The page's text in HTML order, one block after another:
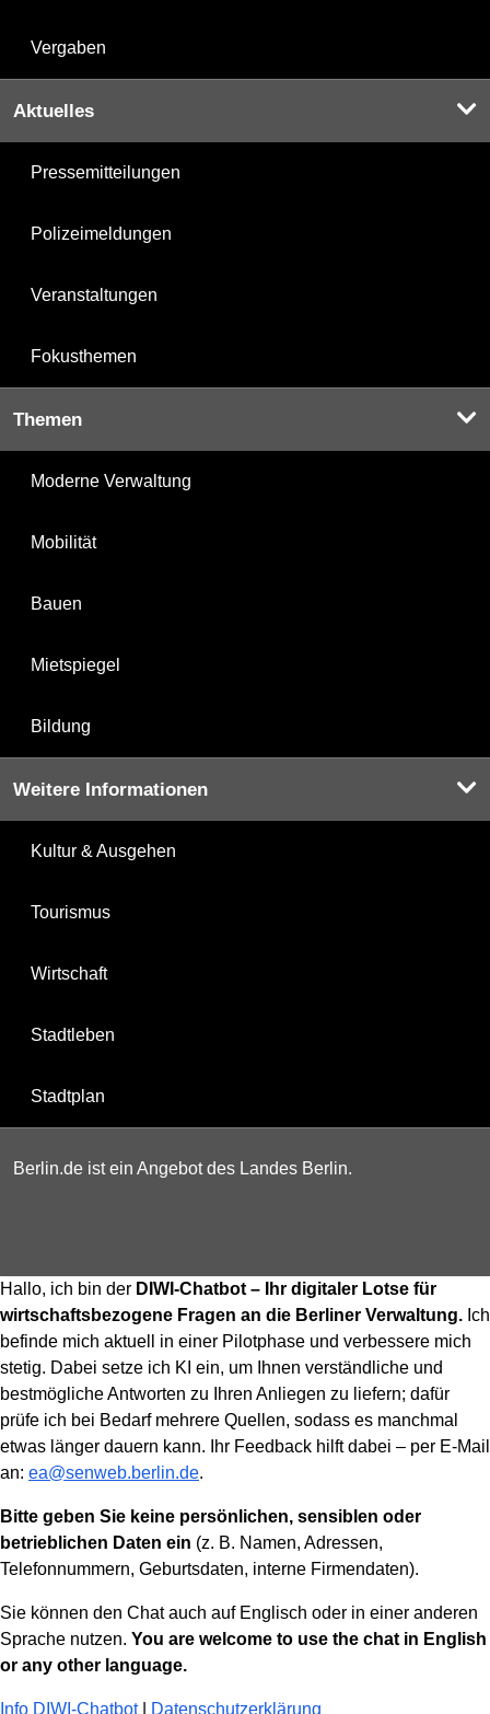
Vergaben
Aktuelles
Pressemitteilungen
Polizeimeldungen
Veranstaltungen
Fokusthemen
Themen
Moderne Verwaltung
Mobilität
Bauen
Mietspiegel
Bildung
Weitere Informationen
Kultur & Ausgehen
Tourismus
Wirtschaft
Stadtleben
Stadtplan
Berlin.de ist ein Angebot des Landes Berlin.
Hallo, ich bin der DIWI-Chatbot – Ihr digitaler Lotse für
wirtschaftsbezogene Fragen an die Berliner Verwaltung. Ich
befinde mich aktuell in einer Pilotphase und verbessere mich
stetig. Dabei setze ich KI ein, um Ihnen verständliche und
bestmögliche Antworten zu Ihren Anliegen zu liefern; dafür
prüfe ich bei Bedarf mehrere Quellen, sodass es manchmal
etwas länger dauern kann. Ihr Feedback hilft dabei – per E-Mail
an: ea@senweb.berlin.de.
Bitte geben Sie keine persönlichen, sensiblen oder
betrieblichen Daten ein (z. B. Namen, Adressen,
Telefonnummern, Geburtsdaten, interne Firmendaten).
Sie können den Chat auch auf Englisch oder in einer anderen
Sprache nutzen. You are welcome to use the chat in English
or any other language.
Info DIWI-Chatbot| Datenschutzerklärung